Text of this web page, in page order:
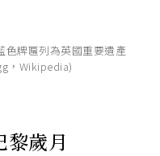
色牌匾列為英國重要遺產
，Wikipedia)
黎歲月